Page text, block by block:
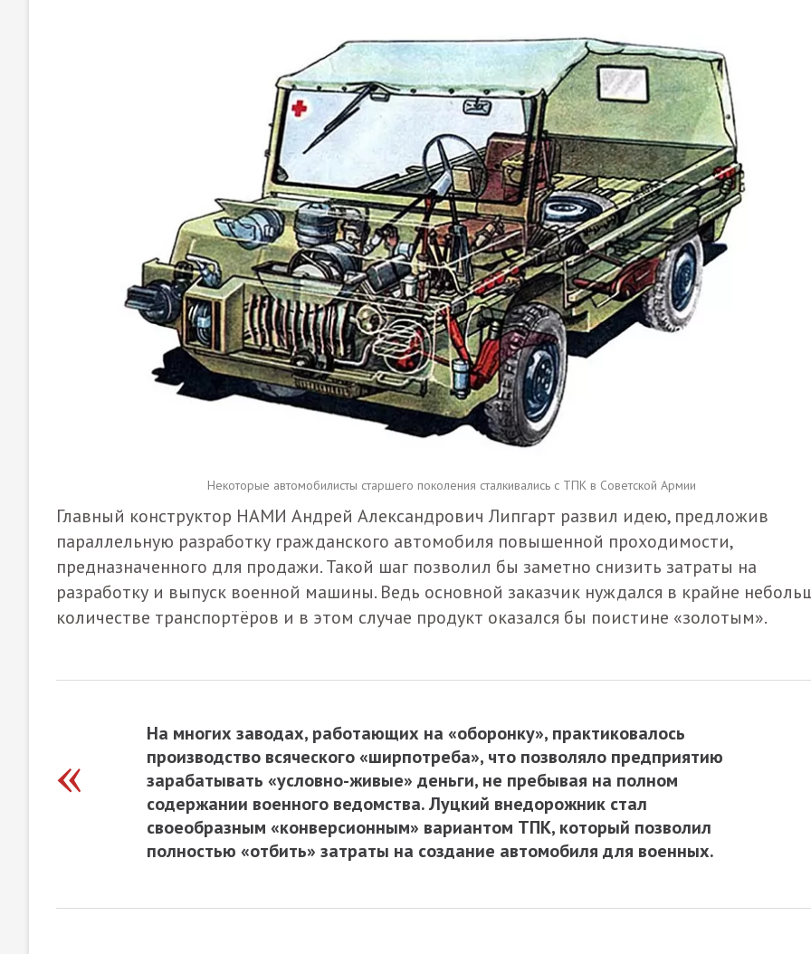
Некоторые автомобилисты старшего поколения сталкивались с ТПК в Советской Армии
Главный конструктор НАМИ Андрей Александрович Липгарт развил идею, предложив
параллельную разработку гражданского автомобиля повышенной проходимости,
предназначенного для продажи. Такой шаг позволил бы заметно снизить затраты на
разработку и выпуск военной машины. Ведь основной заказчик нуждался в крайне
количестве транспортёров и в этом случае продукт оказался бы поистине «золотым».
На многих заводах, работающих на «оборонку», практиковалось
производство всяческого «ширпотреба», что позволяло предприятию
зарабатывать «условно-живые» деньги, не пребывая на полном
содержании военного ведомства. Луцкий внедорожник стал
своеобразным «конверсионным» вариантом ТПК, который позволил
полностью «отбить» затраты на создание автомобиля для военных.